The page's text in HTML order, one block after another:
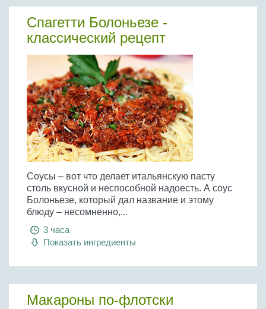
Спагетти Болоньезе -
классический рецепт
Соусы – вот что делает итальянскую пасту
столь вкусной и неспособной надоесть. А соус
Болоньезе, который дал название и этому
блюду – несомненно,...
3 часа
Показать ингредиенты
Макароны по-флотски